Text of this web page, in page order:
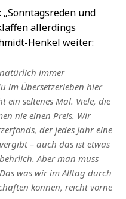
und
allerdings
Henkel weiter:
immer
im Übersetzerleben hier
ein seltenes Mal. Viele, die
nie einen Preis. Wir
der jedes Jahr eine
– auch das ist etwas
Aber man muss
was wir im Alltag durch
können, reicht vorne